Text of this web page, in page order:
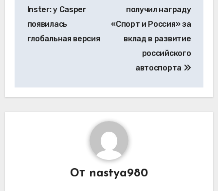
записям
Inster: у Casper
появилась
глобальная версия
получил награду
«Спорт и Россия» за
вклад в развитие
российского
автоспорта
От nastya980